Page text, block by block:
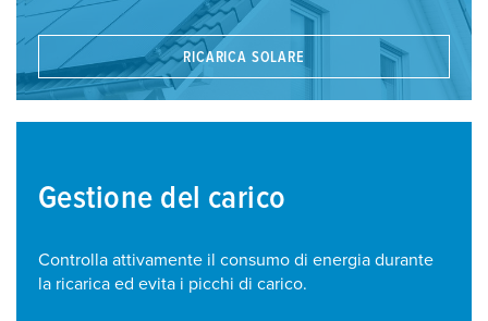
RICARICA SOLARE
Gestione del carico
Controlla attivamente il consumo di energia durante
la ricarica ed evita i picchi di carico.